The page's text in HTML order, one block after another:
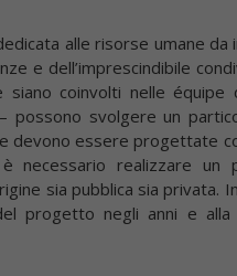
alle risorse umane
e dell’imprescindibile
coinvolti nelle équipe
possono svolgere un
devono essere progettate
necessario realizzare un
sia pubblica sia
progetto negli anni e